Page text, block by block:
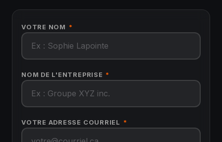
VOTRE NOM *
NOM DE L'ENTREPRISE *
VOTRE ADRESSE COURRIEL *